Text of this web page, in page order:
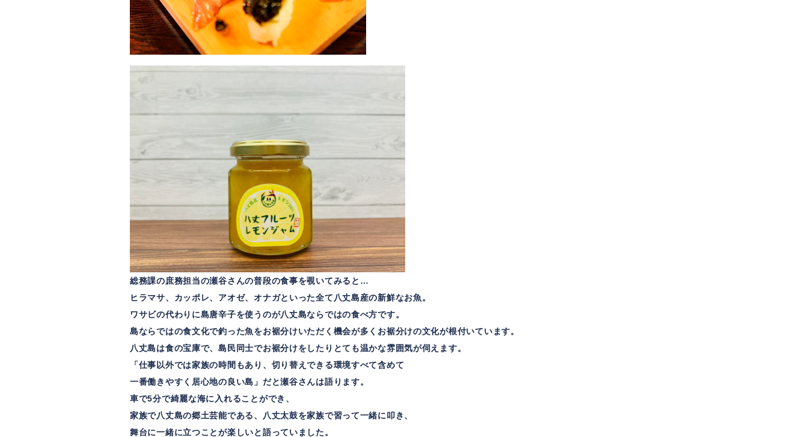
総務課の庶務担当の瀬谷さんの普段の食事を覗いてみると…
ヒラマサ、カッポレ、アオゼ、オナガといった全て八丈島産の新鮮なお魚。
ワサビの代わりに島唐辛子を使うのが八丈島ならではの食べ方です。
島ならではの食文化で釣った魚をお裾分けいただく機会が多くお裾分けの文化が根付いています。
八丈島は食の宝庫で、島民同士でお裾分けをしたりとても温かな雰囲気が伺えます。
「仕事以外では家族の時間もあり、切り替えできる環境すべて含めて
一番働きやすく居心地の良い島」だと瀬谷さんは語ります。
車で5分で綺麗な海に入れることができ、
家族で八丈島の郷土芸能である、八丈太鼓を家族で習って一緒に叩き、
舞台に一緒に立つことが楽しいと語っていました。